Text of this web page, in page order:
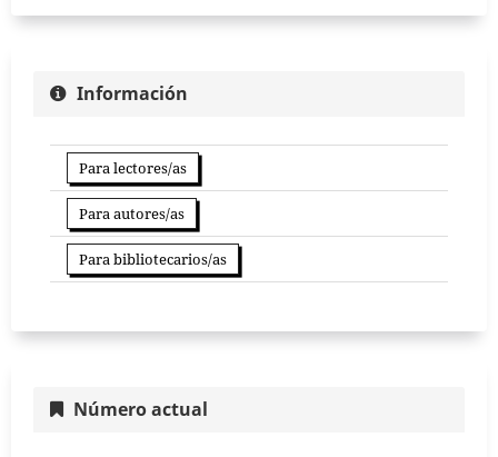
Información
Para lectores/as
Para autores/as
Para bibliotecarios/as
Número actual